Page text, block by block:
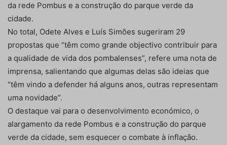
da rede Pombus e a construção do parque verde da
cidade.
No total, Odete Alves e Luís Simões sugeriram 29
propostas que “têm como grande objectivo contribuir para
a qualidade de vida dos pombalenses”, refere uma nota de
imprensa, salientando que algumas delas são ideias que
“têm vindo a defender há alguns anos, outras representam
uma novidade”.
O destaque vai para o desenvolvimento económico, o
alargamento da rede Pombus e a construção do parque
verde da cidade, sem esquecer o combate à inflação.